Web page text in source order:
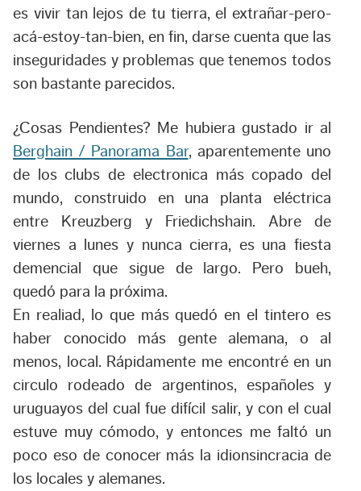
es vivir tan lejos de tu tierra, el extrañar-pero-
acá-estoy-tan-bien, en fin, darse cuenta que las
inseguridades y problemas que tenemos todos
son bastante parecidos.
¿Cosas Pendientes? Me hubiera gustado ir al
Berghain / Panorama Bar, aparentemente uno
de los clubs de electronica más copado del
mundo, construido en una planta eléctrica
entre Kreuzberg y Friedichshain. Abre de
viernes a lunes y nunca cierra, es una fiesta
demencial que sigue de largo. Pero bueh,
quedó para la próxima.
En realiad, lo que más quedó en el tintero es
haber conocido más gente alemana, o al
menos, local. Rápidamente me encontré en un
circulo rodeado de argentinos, españoles y
uruguayos del cual fue difícil salir, y con el cual
estuve muy cómodo, y entonces me faltó un
poco eso de conocer más la idionsincracia de
los locales y alemanes.